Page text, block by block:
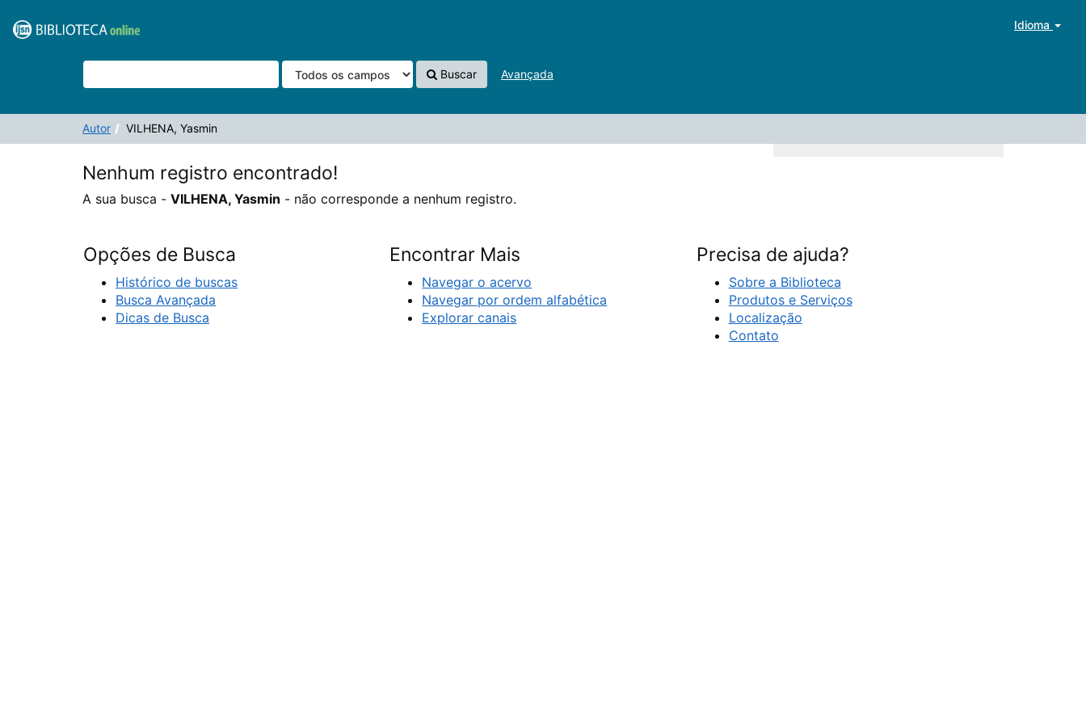
VuFind Idioma
Buscar Avançada
Autor VILHENA, Yasmin
Nenhum registro encontrado!
A sua busca - VILHENA, Yasmin - não corresponde a nenhum registro.
Opções de Busca
Histórico de buscas
Busca Avançada
Dicas de Busca
Encontrar Mais
Navegar o acervo
Navegar por ordem alfabética
Explorar canais
Precisa de ajuda?
Sobre a Biblioteca
Produtos e Serviços
Localização
Contato